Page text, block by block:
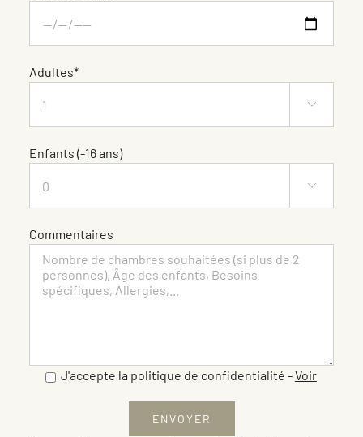
Adultes*

Enfants (-16 ans)

Commentaires
J'accepte la politique de confidentialité -Voir